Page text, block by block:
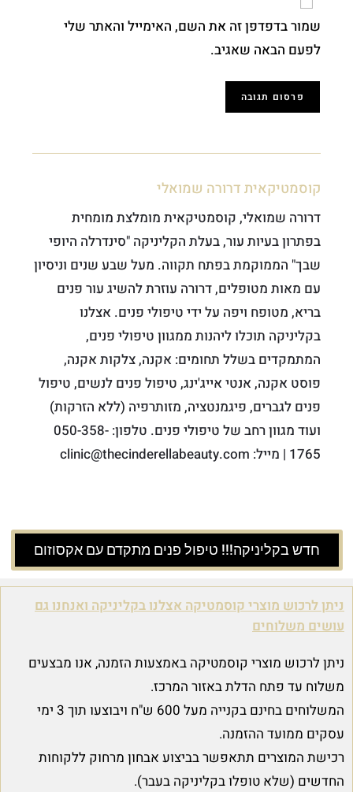
שמור בדפדפן זה את השם, האימייל והאתר שלי
לפעם הבאה שאגיב.
קוסמטיקאית דרורה שמואלי
דרורה שמואלי, קוסמטיקאית מומלצת מומחית
בפתרון בעיות עור, בעלת הקליניקה "סינדרלה היופי
שבך" הממוקמת בפתח תקווה. מעל שבע שנים וניסיון
עם מאות מטופלים, דרורה עוזרת להשיג עור פנים
בריא, מטופח ויפה על ידי טיפולי פנים. אצלנו
בקליניקה תוכלו ליהנות ממגוון טיפולי פנים,
המתמקדים בשלל תחומים: אקנה, צלקות אקנה,
פוסט אקנה, אנטי אייג'ינג, טיפול פנים לנשים, טיפול
פנים לגברים, פיגמנטציה, מזותרפיה (ללא הזרקות)
ועוד מגוון רחב של טיפולי פנים. טלפון: 050-358-
1765 | מייל: clinic@thecinderellabeauty.com
חדש בקליניקה!!! טיפול פנים מתקדם עם אקסוזום
ניתן לרכוש מוצרי קוסמטיקה אצלנו בקליניקה ואנחנו גם
עושים משלוחים
ניתן לרכוש מוצרי קוסמטיקה באמצעות הזמנה, אנו מבצעים
משלוח עד פתח הדלת באזור המרכז.
המשלוחים בחינם בקנייה מעל 600 ש"ח ויבוצעו תוך 3 ימי
עסקים ממועד ההזמנה.
רכישת המוצרים תתאפשר בביצוע אבחון מרחוק ללקוחות
החדשים (שלא טופלו בקליניקה בעבר).